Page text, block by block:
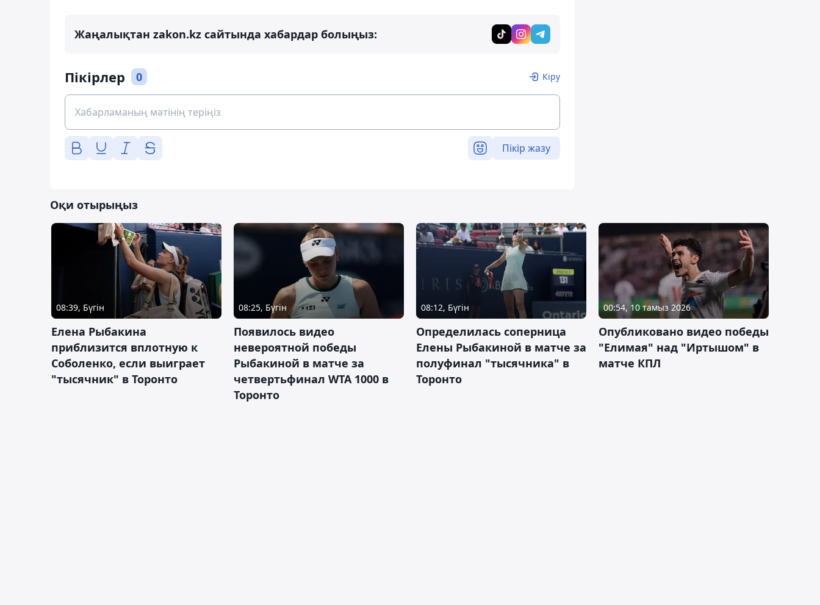
Жаңалықтан zakon.kz сайтында хабардар болыңыз:
Пікірлер 0 Кіру
Пікір жазу
Оқи отырыңыз
08:39, Бүгін
Елена Рыбакина
приблизится вплотную к
Соболенко, если выиграет
"тысячник" в Торонто
08:25, Бүгін
Появилось видео
невероятной победы
Рыбакиной в матче за
четвертьфинал WTA 1000 в
Торонто
08:12, Бүгін
Определилась соперница
Елены Рыбакиной в матче за
полуфинал "тысячника" в
Торонто
00:54, 10 тамыз 2026
Опубликовано видео победы
"Елимая" над "Иртышом" в
матче КПЛ